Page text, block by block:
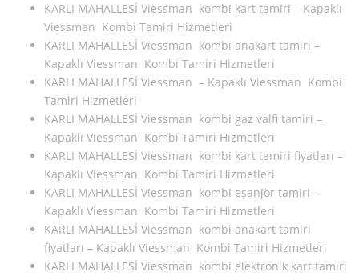
KARLI MAHALLESİ Viessman kombi kart tamiri – Kapaklı
Viessman Kombi Tamiri Hizmetleri
KARLI MAHALLESİ Viessman kombi anakart tamiri –
Kapaklı Viessman Kombi Tamiri Hizmetleri
KARLI MAHALLESİ Viessman – Kapaklı Viessman Kombi
Tamiri Hizmetleri
KARLI MAHALLESİ Viessman kombi gaz valfi tamiri –
Kapaklı Viessman Kombi Tamiri Hizmetleri
KARLI MAHALLESİ Viessman kombi kart tamiri fiyatları –
Kapaklı Viessman Kombi Tamiri Hizmetleri
KARLI MAHALLESİ Viessman kombi eşanjör tamiri –
Kapaklı Viessman Kombi Tamiri Hizmetleri
KARLI MAHALLESİ Viessman kombi anakart tamiri
fiyatları – Kapaklı Viessman Kombi Tamiri Hizmetleri
KARLI MAHALLESİ Viessman kombi elektronik kart tamiri